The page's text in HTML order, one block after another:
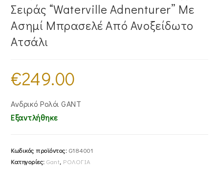
Σειράς “Waterville Adnenturer” Με
Ασημί Μπρασελέ Από Ανοξείδωτο
Ατσάλι
€249.00
Ανδρικό Ρολόι GANT
Εξαντλήθηκε
Κωδικός προϊόντος: G184001
Κατηγορίες:Gant, ΡΟΛΟΓΙΑ